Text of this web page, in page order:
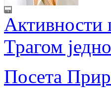
Активности
Трагом
Посета